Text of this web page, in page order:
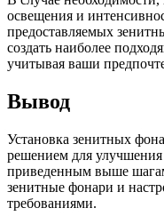
освещения и
предоставляемых
создать наиболее
учитывая ваши
Вывод
Установка зенитных
решением для
приведенным выше
зенитные фонари и
требованиями.